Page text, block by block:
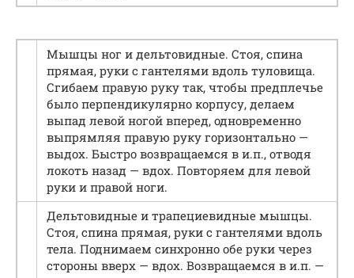
Мышцы ног и дельтовидные. Стоя, спина
прямая, руки с гантелями вдоль туловища.
Сгибаем правую руку так, чтобы предплечье
было перпендикулярно корпусу, делаем
выпад левой ногой вперед, одновременно
выпрямляя правую руку горизонтально —
выдох. Быстро возвращаемся в и.п., отводя
локоть назад — вдох. Повторяем для левой
руки и правой ноги.
Дельтовидные и трапециевидные мышцы.
Стоя, спина прямая, руки с гантелями вдоль
тела. Поднимаем синхронно обе руки через
стороны вверх — вдох. Возвращаемся в и.п. —